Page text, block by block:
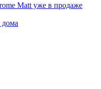
Matt уже в продаже
дома